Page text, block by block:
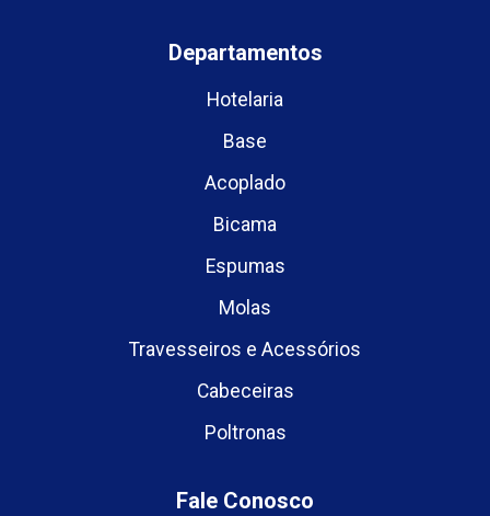
Departamentos
Hotelaria
Base
Acoplado
Bicama
Espumas
Molas
Travesseiros e Acessórios
Cabeceiras
Poltronas
Fale Conosco